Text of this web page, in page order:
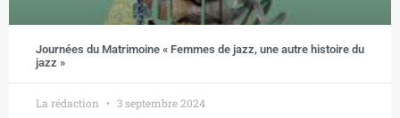
Journées du Matrimoine « Femmes de jazz, une autre histoire du
jazz »
La rédaction 3 septembre 2024